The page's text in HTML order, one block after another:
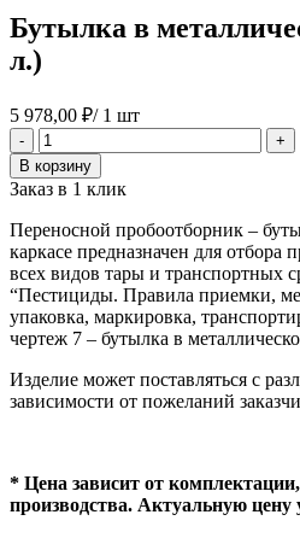
Бутылка в
л.)
5 978,00 ₽/ 1 шт
-
Количество
товара
Бутылка
в
металлическом
каркасе
(0,5
л.)
+
В корзину
Заказ в 1 клик
Переносной пробоотборник –
каркасе предназначен для отбора
всех видов тары и транспортных
“Пестициды. Правила приемки,
упаковка, маркировка,
чертеж 7 – бутылка в
Изделие может поставляться с
зависимости от пожеланий
* Цена зависит от
производства. Актуальную цену